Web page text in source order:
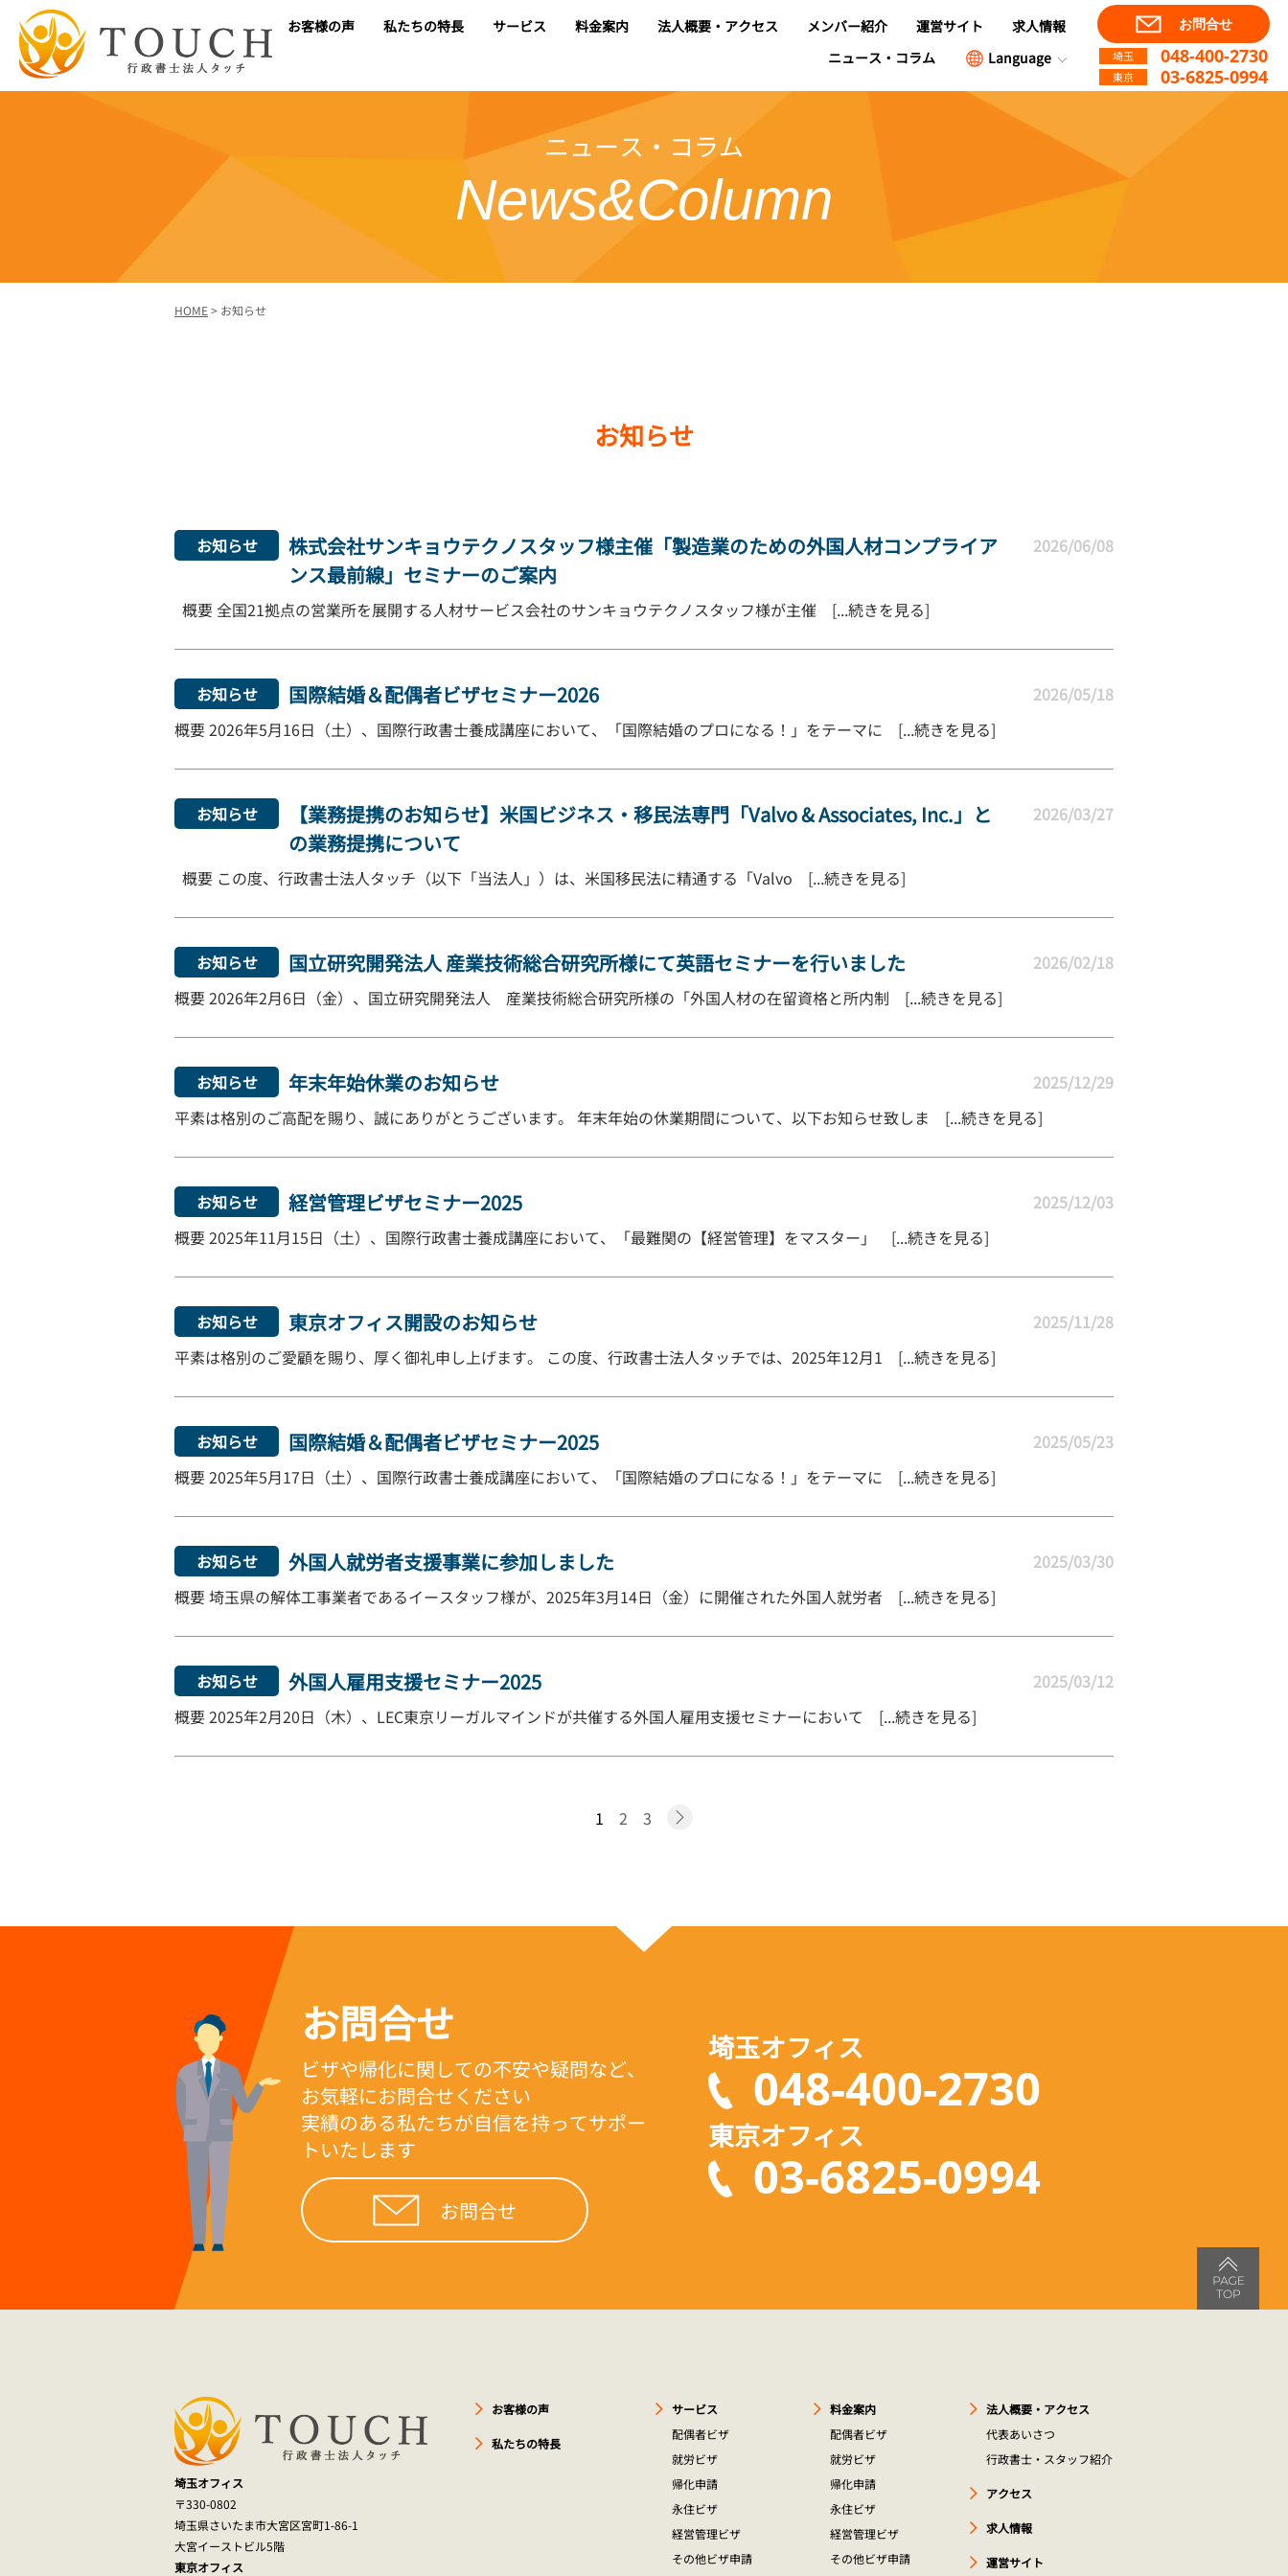
お客様の声 私たちの特長 サービス 料金案内 法人概要・アクセス メンバー紹介 運営サイト
求人情報
ニュース・コラム
Language
お問合せ
埼玉 048-400-2730
東京 03-6825-0994
ニュース・コラム
News&Column
HOME> お知らせ
お知らせ
お知らせ
株式会社サンキョウテクノスタッフ様主催「製造業のための外国人材コンプライア
ンス最前線」セミナーのご案内
2026/06/08
概要 全国21拠点の営業所を展開する人材サービス会社のサンキョウテクノスタッフ様が主催 [...続きを見る]
お知らせ 国際結婚＆配偶者ビザセミナー2026
2026/05/18
概要 2026年5月16日（土）、国際行政書士養成講座において、「国際結婚のプロになる！」をテーマに [...続きを見る]
お知らせ
【業務提携のお知らせ】米国ビジネス・移民法専門「Valvo & Associates, Inc.」と
の業務提携について
2026/03/27
概要 この度、行政書士法人タッチ（以下「当法人」）は、米国移民法に精通する「Valvo [...続きを見る]
お知らせ 国立研究開発法人 産業技術総合研究所様にて英語セミナーを行いました
2026/02/18
概要 2026年2月6日（金）、国立研究開発法人 産業技術総合研究所様の「外国人材の在留資格と所内制 [...続きを見る]
お知らせ 年末年始休業のお知らせ
2025/12/29
平素は格別のご高配を賜り、誠にありがとうございます。 年末年始の休業期間について、以下お知らせ致しま [...続きを見る]
お知らせ 経営管理ビザセミナー2025
2025/12/03
概要 2025年11月15日（土）、国際行政書士養成講座において、「最難関の【経営管理】をマスター」 [...続きを見る]
お知らせ 東京オフィス開設のお知らせ
2025/11/28
平素は格別のご愛顧を賜り、厚く御礼申し上げます。 この度、行政書士法人タッチでは、2025年12月1 [...続きを見る]
お知らせ 国際結婚＆配偶者ビザセミナー2025
2025/05/23
概要 2025年5月17日（土）、国際行政書士養成講座において、「国際結婚のプロになる！」をテーマに [...続きを見る]
お知らせ 外国人就労者支援事業に参加しました
2025/03/30
概要 埼玉県の解体工事業者であるイースタッフ様が、2025年3月14日（金）に開催された外国人就労者 [...続きを見る]
お知らせ 外国人雇用支援セミナー2025
2025/03/12
概要 2025年2月20日（木）、LEC東京リーガルマインドが共催する外国人雇用支援セミナーにおいて [...続きを見る]
ジ
1 2 3
お問合せ
ビザや帰化に関しての不安や疑問など、
お気軽にお問合せください
実績のある私たちが自信を持ってサポー
トいたします
お問合せ
埼玉オフィス
048-400-2730
東京オフィス
03-6825-0994
埼玉オフィス
〒330-0802
埼玉県さいたま市大宮区宮町1-86-1
大宮イーストビル5階
東京オフィス
お客様の声
私たちの特長
サービス
配偶者ビザ
就労ビザ
帰化申請
永住ビザ
経営管理ビザ
その他ビザ申請
料金案内
配偶者ビザ
就労ビザ
帰化申請
永住ビザ
経営管理ビザ
その他ビザ申請
法人概要・アクセス
代表あいさつ
行政書士・スタッフ紹介
アクセス
求人情報
運営サイト